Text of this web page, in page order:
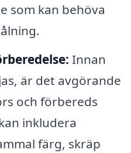
som kan behöva
Innan
är det avgörande
och förbereds
inkludera
färg, skräp